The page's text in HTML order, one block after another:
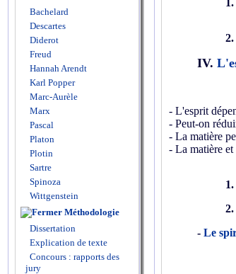
Bachelard
Descartes
Diderot
Freud
Hannah Arendt
Karl Popper
Marc-Aurèle
Marx
Pascal
Platon
Plotin
Sartre
Spinoza
Wittgenstein
Méthodologie
Dissertation
Explication de texte
Concours : rapports des
jury
1.
2.
IV.
- L'esprit
- Peut-on
- La matière
- La matière
1.
2.
- Le